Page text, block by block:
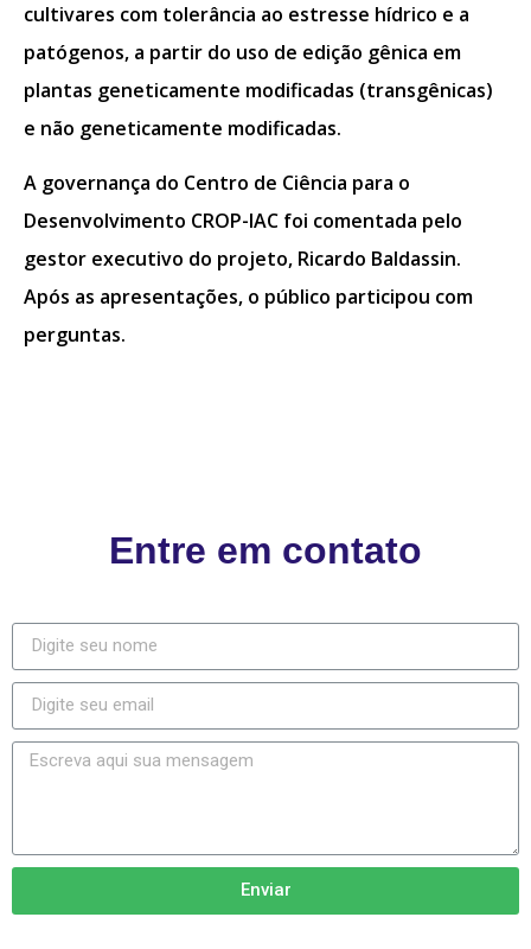
cultivares com tolerância ao estresse hídrico e a
patógenos, a partir do uso de edição gênica em
plantas geneticamente modificadas (transgênicas)
e não geneticamente modificadas.
A governança do Centro de Ciência para o
Desenvolvimento CROP-IAC foi comentada pelo
gestor executivo do projeto, Ricardo Baldassin.
Após as apresentações, o público participou com
perguntas.
Entre em contato
Enviar